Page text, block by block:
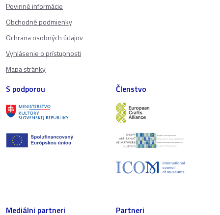
Povinné informácie
Obchodné podmienky
Ochrana osobných údajov
Vyhlásenie o prístupnosti
Mapa stránky
S podporou Členstvo
Mediálni partneri Partneri